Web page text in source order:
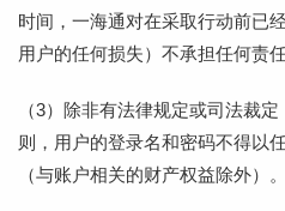
时间，一海通对在采取行动前已
用户的任何损失）不承担任何责任
（3）除非有法律规定或司法裁
则，用户的登录名和密码不得以
（与账户相关的财产权益除外）。